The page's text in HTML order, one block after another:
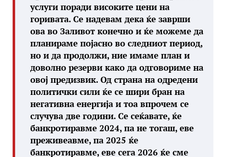
услуги поради високите цени на
горивата. Се надевам дека ќе заврши
ова во Заливот конечно и ќе можеме да
планираме појасно во следниот период,
но и да продолжи, ние имаме план и
доволно резерви како да одговориме на
овој предизвик. Од страна на одредени
политички сили ќе се шири бран на
негативна енергија и тоа впрочем се
случува две години. Се сеќавате, ќе
банкротиравме 2024, па не тогаш, еве
преживеавме, па 2025 ќе
банкротиравме, еве сега 2026 ќе сме